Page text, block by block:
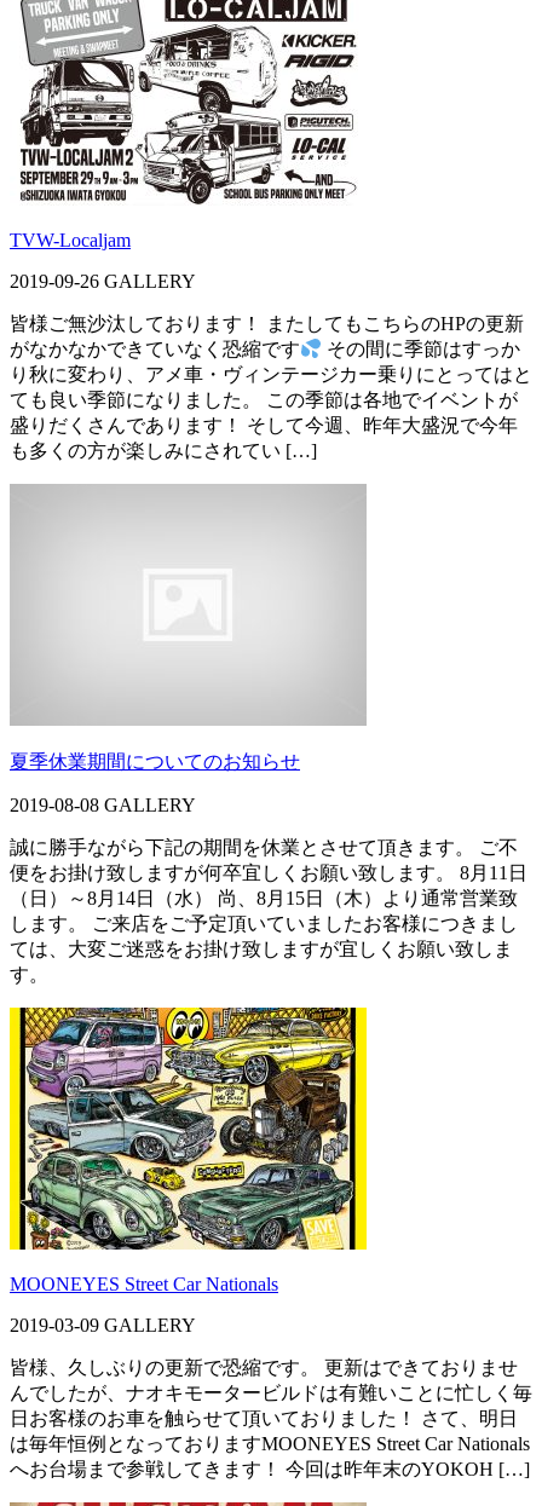
TVW-Localjam
2019-09-26 GALLERY
皆様ご無沙汰しております！ またしてもこちらのHPの更新
がなかなかできていなく恐縮です
その間に季節はすっか
り秋に変わり、アメ車・ヴィンテージカー乗りにとってはと
ても良い季節になりました。 この季節は各地でイベントが
盛りだくさんであります！ そして今週、昨年大盛況で今年
も多くの方が楽しみにされてい […]
夏季休業期間についてのお知らせ
2019-08-08 GALLERY
誠に勝手ながら下記の期間を休業とさせて頂きます。 ご不
便をお掛け致しますが何卒宜しくお願い致します。 8月11日
（日）～8月14日（水） 尚、8月15日（木）より通常営業致
します。 ご来店をご予定頂いていましたお客様につきまし
ては、大変ご迷惑をお掛け致しますが宜しくお願い致しま
す。
MOONEYES Street Car Nationals
2019-03-09 GALLERY
皆様、久しぶりの更新で恐縮です。 更新はできておりませ
んでしたが、ナオキモータービルドは有難いことに忙しく毎
日お客様のお車を触らせて頂いておりました！ さて、明日
は毎年恒例となっておりますMOONEYES Street Car Nationals
へお台場まで参戦してきます！ 今回は昨年末のYOKOH […]